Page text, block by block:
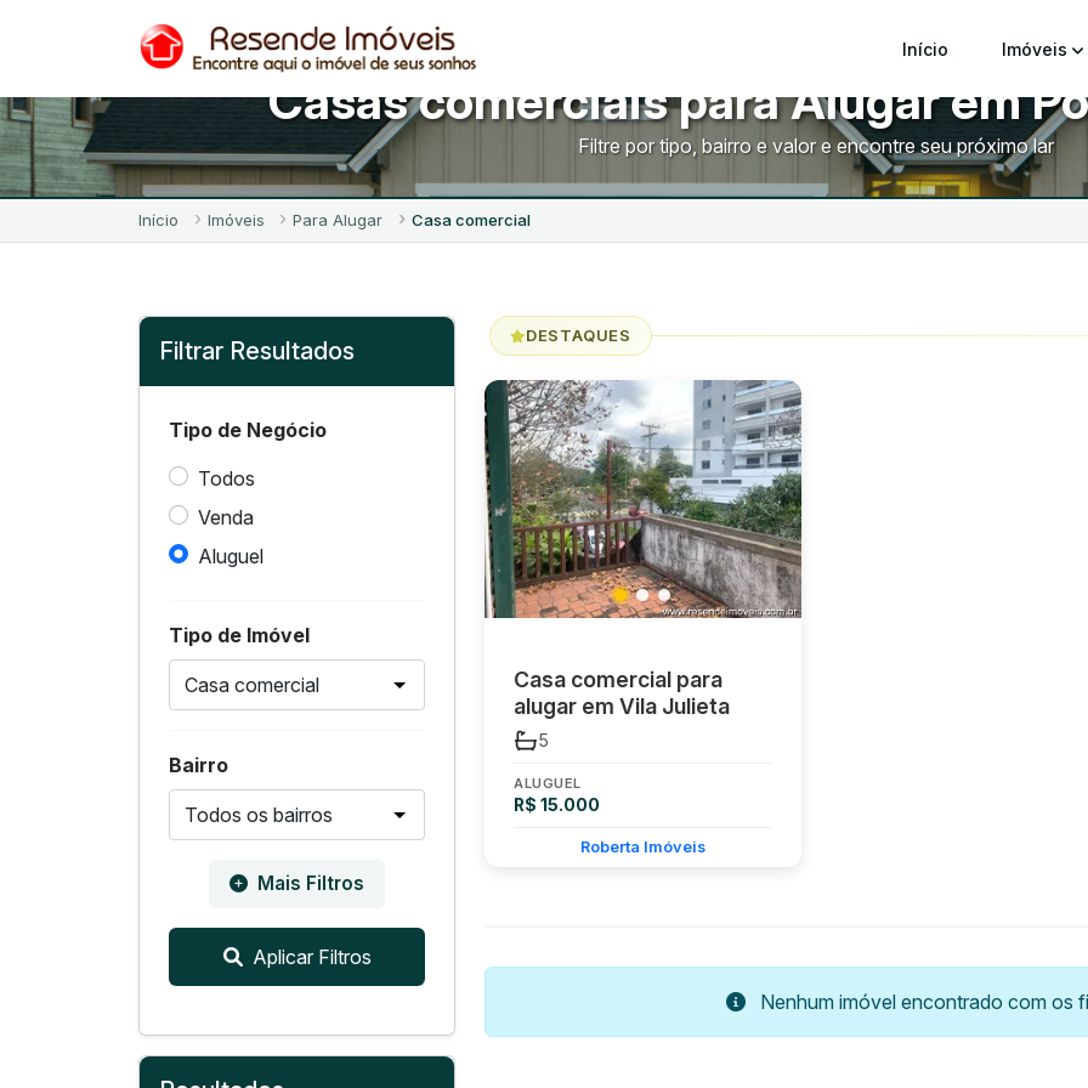
Início Imóveis
Casas comerciais para Alugar em
Filtre por tipo, bairro e valor e encontre seu próximo lar
Início Imóveis Para Alugar Casa comercial
Filtrar Resultados
Tipo de Negócio
Todos
Venda
Aluguel
Tipo de Imóvel
Bairro
Mais Filtros
Aplicar Filtros
DESTAQUES
Casa comercial para
alugar em Vila Julieta
5
ALUGUEL
R$ 15.000
Roberta Imóveis
Nenhum imóvel encontrado com os